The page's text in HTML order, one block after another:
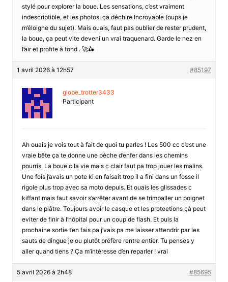
stylé pour explorer la boue. Les sensations, c’est vraiment
indescriptible, et les photos, ça déchire Incroyable (oups je
m’éloigne du sujet). Mais ouais, faut pas oublier de rester prudent,
la boue, ça peut vite deveni un vrai traquenard. Garde le nez en
l’air et profite à fond . 🚀🛵
1 avril 2026 à 12h57 #85197
globe_trotter3433
Participant
Ah ouais je vois tout à fait de quoi tu parles ! Les 500 cc c’est une
vraie bête ça te donne une pèche d’enfer dans les chemins
pourris. La boue c la vie mais c clair faut pa trop jouer les malins.
Une fois j’avais un pote ki en faisait trop il a fini dans un fosse il
rigole plus trop avec sa moto depuis. Et ouais les glissades c
kiffant mais faut savoir s’arrêter avant de se trimballer un poignet
dans le plâtre. Toujours avoir le casque et les proteetions çà peut
eviter de finir à l’hôpital pour un coup de flash. Et puis la
prochaine sortie t’en fais pa j’vais pa me laisser attendrir par les
sauts de dingue je ou plutôt préfère rentre entier. Tu penses y
aller quand tiens ? Ça m’intéresse d’en reparler ! vrai
5 avril 2026 à 2h48 #85695